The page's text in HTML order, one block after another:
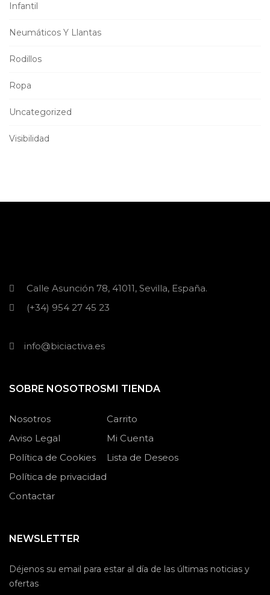
Infantil
Neumáticos Y Llantas
Rodillos
Ropa
Uncategorized
Visibilidad
Calle Asunción 78, 41011, Sevilla, España.
(+34) 954 27 45 23
info@biciactiva.es
SOBRE NOSOTROS
Nosotros
Aviso Legal
Política de Cookies
Política de privacidad
Contactar
MI TIENDA
Carrito
Mi Cuenta
Lista de Deseos
NEWSLETTER
Déjenos su email para estar al día de las últimas noticias y
ofertas